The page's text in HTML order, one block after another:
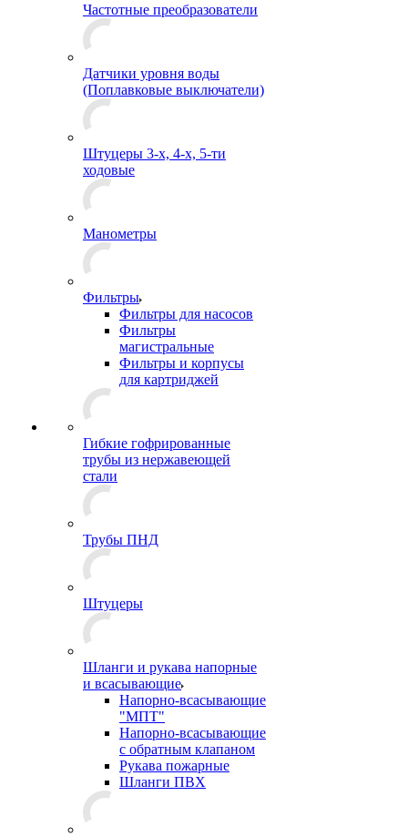
Частотные преобразователи
Датчики уровня воды
(Поплавковые выключатели)
Штуцеры 3-х, 4-х, 5-ти
ходовые
Манометры
Фильтры
Фильтры для насосов
Фильтры
магистральные
Фильтры и корпусы
для картриджей
Гибкие гофрированные
трубы из нержавеющей
стали
Трубы ПНД
Штуцеры
Шланги и рукава напорные
и всасывающие
Напорно-всасывающие
"МПТ"
Напорно-всасывающие
с обратным клапаном
Рукава пожарные
Шланги ПВХ